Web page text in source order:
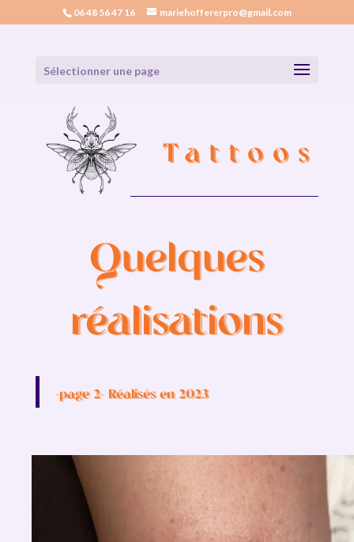
06 48 56 47 16 mariehoffererpro@gmail.com
Sélectionner une page
Tattoos
Quelques
réalisations
-page 2- Réalisés en 2023